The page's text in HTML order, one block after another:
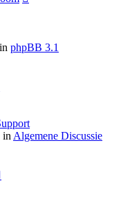
phpBB 3.1
inAlgemene Discussie